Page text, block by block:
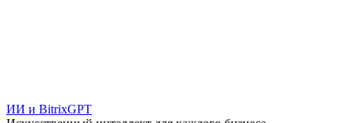
ИИ и BitrixGPT